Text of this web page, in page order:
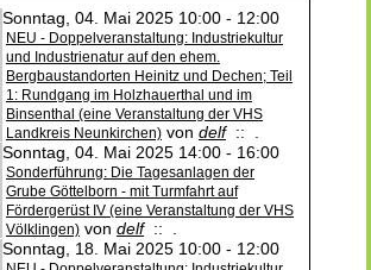
Sonntag, 04. Mai 2025 10:00 - 12:00
NEU - Doppelveranstaltung: Industriekultur
und Industrienatur auf den ehem.
Bergbaustandorten Heinitz und Dechen; Teil
1: Rundgang im Holzhauerthal und im
Binsenthal (eine Veranstaltung der VHS
Landkreis Neunkirchen) von delf:: .
Sonntag, 04. Mai 2025 14:00 - 16:00
Sonderführung: Die Tagesanlagen der
Grube Göttelborn - mit Turmfahrt auf
Fördergerüst IV (eine Veranstaltung der VHS
Völklingen) von delf:: .
Sonntag, 18. Mai 2025 10:00 - 12:00